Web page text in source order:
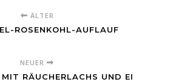
ÄLTER
ROSENKOHL-AUFLAUF
NEUER
RÄUCHERLACHS UND EI